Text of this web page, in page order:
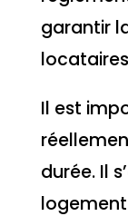
garantir
Il est
durée. Il